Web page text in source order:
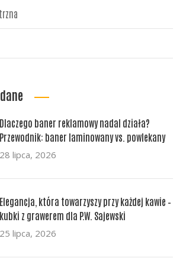
Dlaczego baner reklamowy nadal działa?
Przewodnik: baner laminowany vs. powlekany
28 lipca, 2026
Elegancja, która towarzyszy przy każdej kawie –
kubki z grawerem dla P.W. Sajewski
25 lipca, 2026